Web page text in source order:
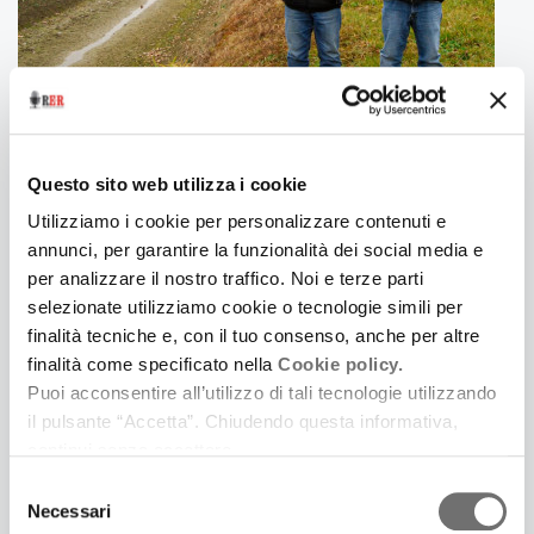
Questo sito web utilizza i cookie
Utilizziamo i cookie per personalizzare contenuti e
annunci, per garantire la funzionalità dei social media e
per analizzare il nostro traffico. Noi e terze parti
selezionate utilizziamo cookie o tecnologie simili per
finalità tecniche e, con il tuo consenso, anche per altre
finalità come specificato nella Cookie policy.
Puoi acconsentire all’utilizzo di tali tecnologie utilizzando
il pulsante “Accetta”. Chiudendo questa informativa,
delNecessari
Bisognava aspettare l’estate per avere le strade
asciutte e allora, pestando il pantano,
sbriciolandolo minutamente, cominciava a
comparire la polvere.
portava in giro per le case, sui mobili, sui vestiti di
chi arrivava o partiva, sulle siepi e sulla campagna
attorno.
Allora c’erano una ventina di giorni di caldo
infuocato con la gente che respirava polvere e
sole.
FOTOGRAFIA
Abita al di là della strada. E successo da quando è
morto suo padre. Un giorno viene la madre che
CRÒSTEL - CROSTOLO
Canzoni in dialetto reggiano di Leonardo e
Riccardo Sgavetti (con la partecipazione di Mauro
Bertozzi; Rubiera, Esagono Dischi, 2021)